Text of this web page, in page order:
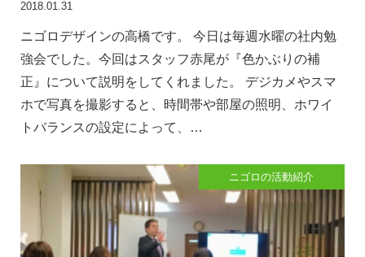
2018.01.31
ニゴロデザインの高橋です。 今日は毎週水曜の社内勉
強会でした。今回はスタッフ赤尾が『色かぶりの補
正』について説明をしてくれました。 デジカメやスマ
ホで写真を撮影すると、時間帯や部屋の照明、ホワイ
トバランスの設定によって、…
ニゴロの活動紹介